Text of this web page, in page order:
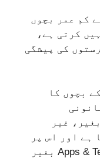
سال سے کم عمر بچوں
کرتی ہے،
کی پیشگی
کے بچوں کا
غیر
ہے اور اس پر
کارروائی کی جاتی ہے، تو Apps & Tech بغیر